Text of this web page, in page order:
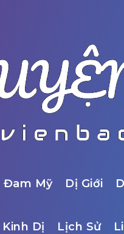
Đam Mỹ Dị Giới
Kinh Dị Lịch Sử